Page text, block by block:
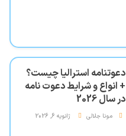
دعوتنامه استرالیا چیست؟
+ انواع و شرایط دعوت نامه
در سال 2026
مونا جلالی ژانویه 6, 2026